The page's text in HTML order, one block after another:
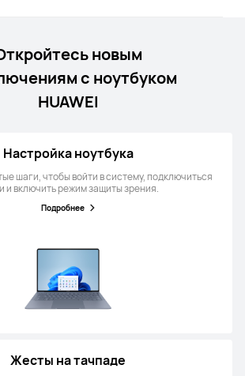
новым
с ноутбуком
HUAWEI
Настройка ноутбука
шаги, чтобы войти в систему, подключиться
и включить режим защиты зрения.
Подробнее
Жесты на тачпаде